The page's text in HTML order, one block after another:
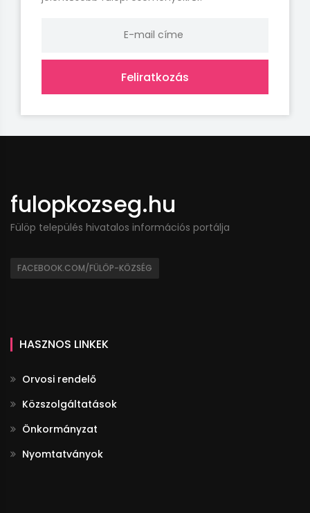
Feliratkozás
fulopkozseg.hu
Fülöp település hivatalos információs portálja
FACEBOOK.COM/FÜLÖP-KÖZSÉG
HASZNOS LINKEK
Orvosi rendelő
Közszolgáltatások
Önkormányzat
Nyomtatványok